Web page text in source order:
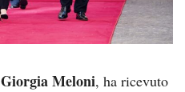
Giorgia Meloni, ha ricevuto